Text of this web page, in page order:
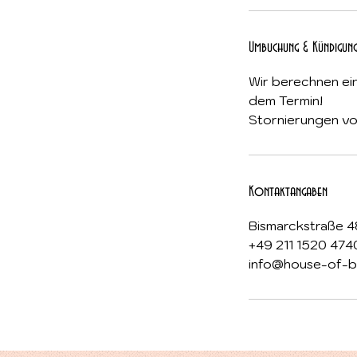
Umbuchung & Kündigung
Wir berechnen
dem Termin!
Stornierungen
Kontaktangaben
Bismarckstraße
+49 211 1520
info@house-of-